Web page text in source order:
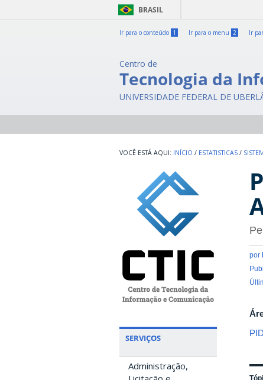
BRASIL
Ir para o conteúdo 1 Ir para o menu 2 Ir
Centro de
Tecnologia da
UNIVERSIDADE FEDERAL DE
INÍCIO / ESTATISTICAS /
SERVIÇOS
Administração,
por